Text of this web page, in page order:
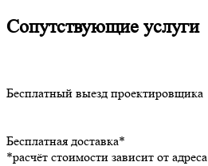
Сопутствующие услуги
Бесплатный выезд проектировщика
Бесплатная доставка*
*расчёт стоимости зависит от адреса